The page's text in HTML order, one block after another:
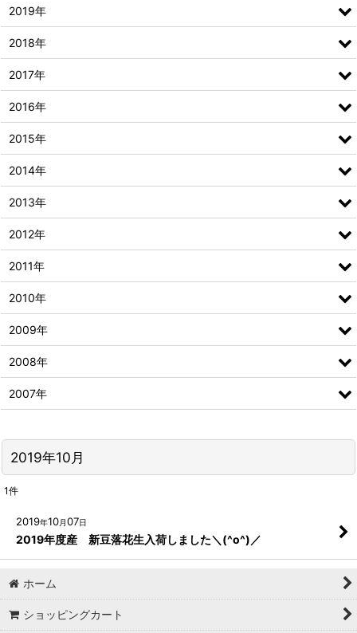
2019年10月
1件
2019年10月07日
2019年度産 新豆落花生入荷しました＼(^o^)／
2019年
2018年
2017年
2016年
2015年
2014年
2013年
2012年
2011年
2010年
2009年
2008年
2007年
ホーム
ショッピングカート